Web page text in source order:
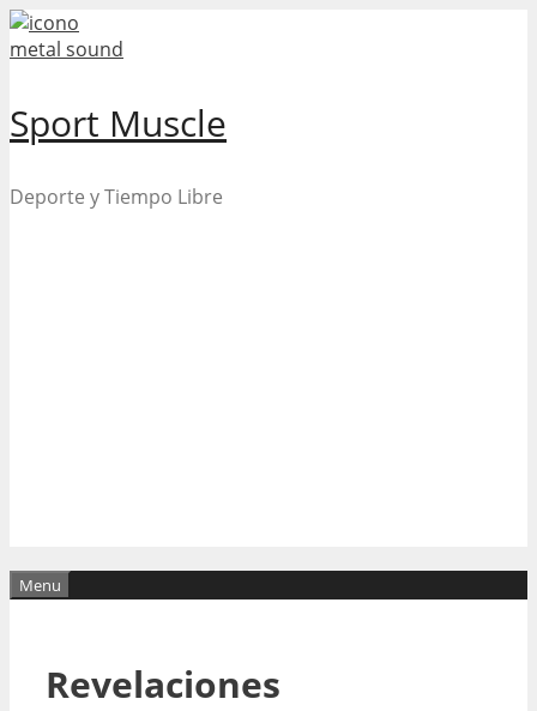
Skip
to
Sport Muscle
Deporte y Tiempo Libre
Menu
Revelaciones